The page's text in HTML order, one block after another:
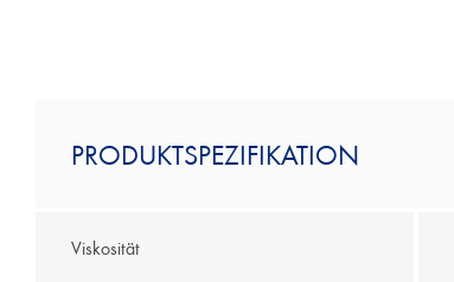
PRODUKTSPEZIFIKATION
Viskosität